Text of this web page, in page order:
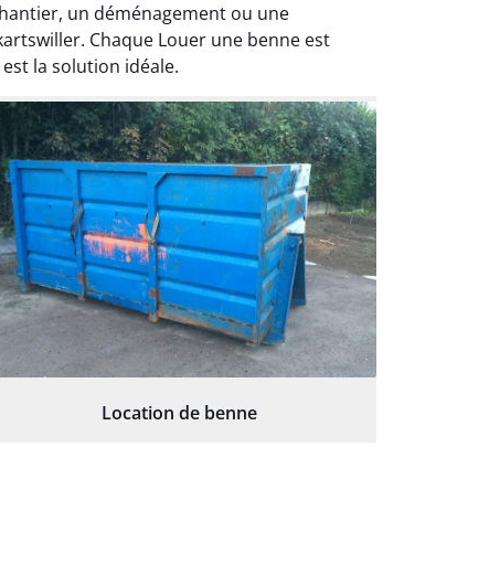
un déménagement ou une
Chaque Louer une benne est
la solution idéale.
Location de benne